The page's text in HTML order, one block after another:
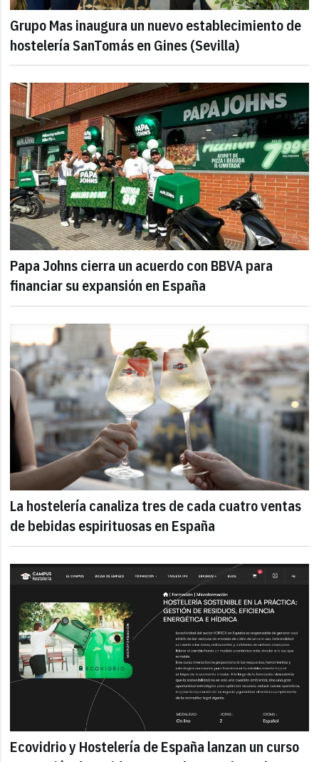
Grupo Mas inaugura un nuevo establecimiento de
hostelería SanTomás en Gines (Sevilla)
Papa Johns cierra un acuerdo con BBVA para
financiar su expansión en España
La hostelería canaliza tres de cada cuatro ventas
de bebidas espirituosas en España
Ecovidrio y Hostelería de España lanzan un curso